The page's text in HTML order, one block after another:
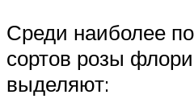
Среди наиболее
сортов розы
выделяют: